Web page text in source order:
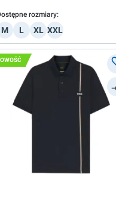
rozmiary:
M L XL XXL